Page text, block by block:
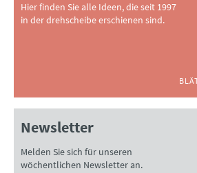
Hier finden Sie alle Ideen, die seit 1997
in der drehscheibe erschienen sind.
Newsletter
Melden Sie sich für unseren
wöchentlichen Newsletter an.